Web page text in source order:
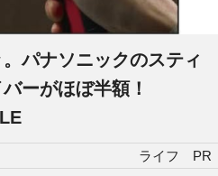
パナソニックのスティ
ーがほぼ半額！
ライフ PR